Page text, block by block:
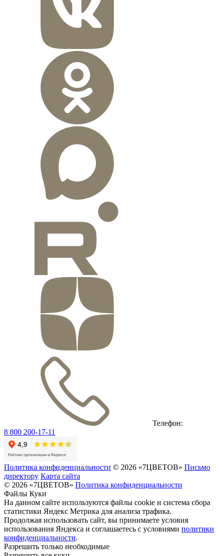
Телефон:
8 800 200-17-11
Политика конфиденциальности © 2026 «7ЦВЕТОВ» Письмо
директору Карта сайта
© 2026 «7ЦВЕТОВ» Политика конфиденциальности
Файлы Куки
На данном сайте используются файлы cookie и система сбора
статистики Яндекс Метрика для анализа трафика.
Продолжая использовать сайт, вы принимаете условия
использования Яндекса и соглашаетесь с условиями политики
конфиденциальности.
Разрешить только необходимые